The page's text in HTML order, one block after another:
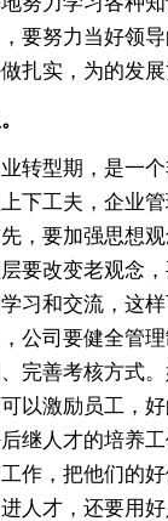
要努力当好领
扎实，为的发展
转型期，是一
下工夫，企业
，要加强思想
要改变老观念
习和交流，这
公司要健全管
完善考核方式
以激励员工，
继人才的培养
作，把他们的
人才，还要用